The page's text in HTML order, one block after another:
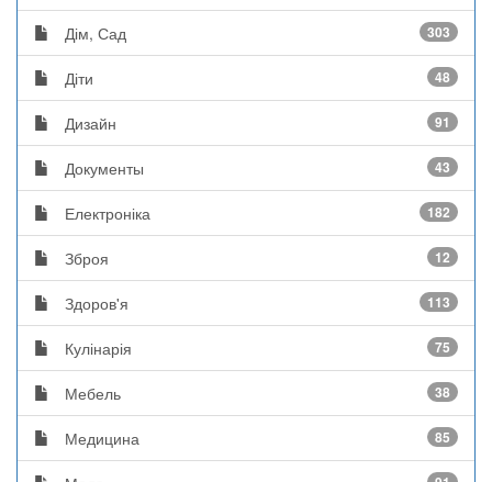
Дім, Сад 303
Діти 48
Дизайн 91
Документы 43
Електроніка 182
Зброя 12
Здоров'я 113
Кулінарія 75
Мебель 38
Медицина 85